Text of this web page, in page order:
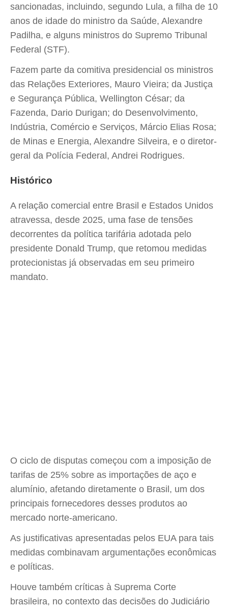
sancionadas, incluindo, segundo Lula, a filha de 10
anos de idade do ministro da Saúde, Alexandre
Padilha, e alguns ministros do Supremo Tribunal
Federal (STF).
Fazem parte da comitiva presidencial os ministros
das Relações Exteriores, Mauro Vieira; da Justiça
e Segurança Pública, Wellington César; da
Fazenda, Dario Durigan; do Desenvolvimento,
Indústria, Comércio e Serviços, Márcio Elias Rosa;
de Minas e Energia, Alexandre Silveira, e o diretor-
geral da Polícia Federal, Andrei Rodrigues.
Histórico
A relação comercial entre Brasil e Estados Unidos
atravessa, desde 2025, uma fase de tensões
decorrentes da política tarifária adotada pelo
presidente Donald Trump, que retomou medidas
protecionistas já observadas em seu primeiro
mandato.
O ciclo de disputas começou com a imposição de
tarifas de 25% sobre as importações de aço e
alumínio, afetando diretamente o Brasil, um dos
principais fornecedores desses produtos ao
mercado norte-americano.
As justificativas apresentadas pelos EUA para tais
medidas combinavam argumentações econômicas
e políticas.
Houve também críticas à Suprema Corte
brasileira, no contexto das decisões do Judiciário